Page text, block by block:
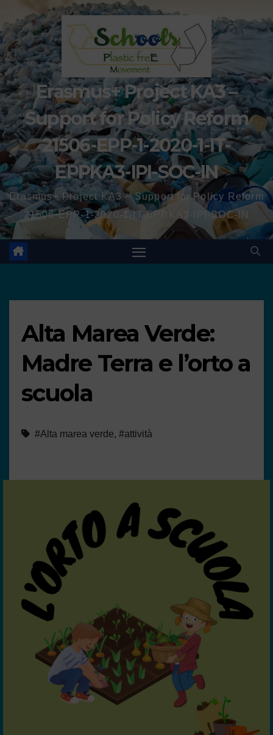
Erasmus+ Project KA3 –
Support for Policy Reform
21506-EPP-1-2020-1-IT-
EPPKA3-IPI-SOC-IN
Erasmus+ Project KA3 – Support for Policy Reform
21506-EPP-1-2020-1-IT-EPPKA3-IPI-SOC-IN
Alta Marea Verde:
Madre Terra e l’orto a
scuola
#Alta marea verde, #attività